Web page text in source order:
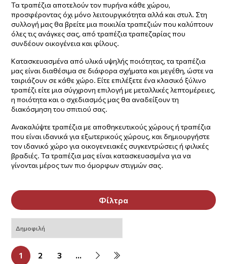
Τα τραπέζια αποτελούν τον πυρήνα κάθε χώρου,
προσφέροντας όχι μόνο λειτουργικότητα αλλά και στυλ. Στη
συλλογή μας θα βρείτε μια ποικιλία τραπεζιών που καλύπτουν
όλες τις ανάγκες σας, από τραπέζια τραπεζαρίας που
συνδέουν οικογένεια και φίλους.
Κατασκευασμένα από υλικά υψηλής ποιότητας, τα τραπέζια
μας είναι διαθέσιμα σε διάφορα σχήματα και μεγέθη, ώστε να
ταιριάζουν σε κάθε χώρο. Είτε επιλέξετε ένα κλασικό ξύλινο
τραπέζι είτε μια σύγχρονη επιλογή με μεταλλικές λεπτομέρειες,
η ποιότητα και ο σχεδιασμός μας θα αναδείξουν τη
διακόσμηση του σπιτιού σας.
Ανακαλύψτε τραπέζια με αποθηκευτικούς χώρους ή τραπέζια
που είναι ιδανικά για εξωτερικούς χώρους, και δημιουργήστε
τον ιδανικό χώρο για οικογενειακές συγκεντρώσεις ή φιλικές
βραδιές. Τα τραπέζια μας είναι κατασκευασμένα για να
γίνονται μέρος των πιο όμορφων στιγμών σας.
Φίλτρα
1 2 3 ...